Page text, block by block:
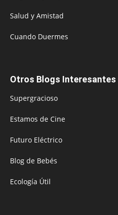
Salud y Amistad
Cuando Duermes
Otros Blogs Interesantes
Supergracioso
Estamos de Cine
Futuro Eléctrico
Blog de Bebés
Ecología Útil